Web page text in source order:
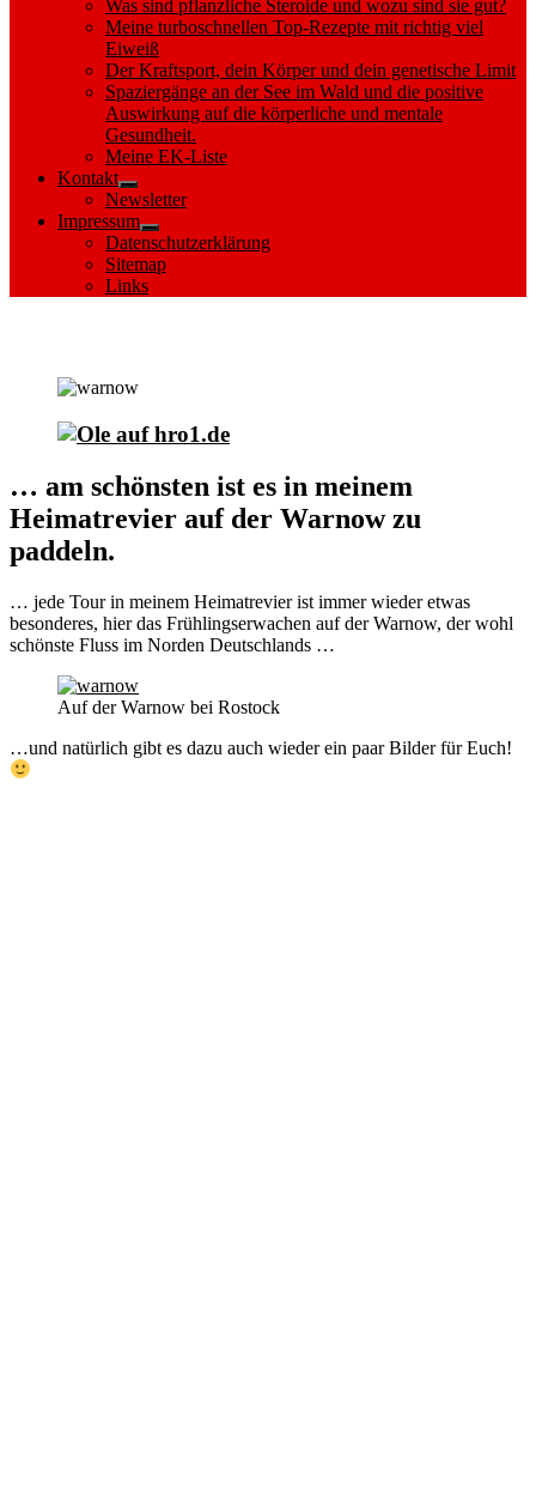
Was sind pflanzliche Steroide und wozu sind sie gut?
Meine turboschnellen Top-Rezepte mit richtig viel
Eiweiß
Der Kraftsport, dein Körper und dein genetische Limit
Spaziergänge an der See im Wald und die positive
Auswirkung auf die körperliche und mentale
Gesundheit.
Meine EK-Liste
Kontakt
Show
sub
menu
Newsletter
Impressum
Show
sub
menu
Datenschutzerklärung
Sitemap
Links
… am schönsten ist es in meinem
Heimatrevier auf der Warnow zu
paddeln.
… jede Tour in meinem Heimatrevier ist immer wieder etwas
besonderes, hier das Frühlingserwachen auf der Warnow, der wohl
schönste Fluss im Norden Deutschlands …
Auf der Warnow bei Rostock
…und natürlich gibt es dazu auch wieder ein paar Bilder für Euch!